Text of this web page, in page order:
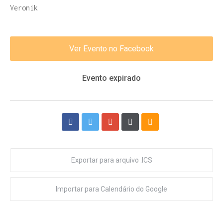
Veronik
Ver Evento no Facebook
Evento expirado
Exportar para arquivo .ICS
Importar para Calendário do Google